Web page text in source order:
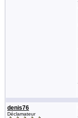
denis76
Déclamateur